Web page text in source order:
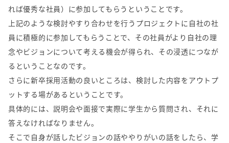
れば優秀な社員）に参加してもらうということです。
上記のような検討やすり合わせを行うプロジェクトに自社の社
員に積極的に参加してもらうことで、その社員がより自社の理
念やビジョンについて考える機会が得られ、その浸透につなが
るということなのです。
さらに新卒採用活動の良いところは、検討した内容をアウトプ
ットする場があるということです。
具体的には、説明会や面接で実際に学生から質問され、それに
答えなければなりません。
そこで自身が話したビジョンの話ややりがいの話をしたら、学